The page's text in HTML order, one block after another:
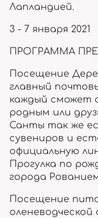
Лапландией.
3 - 7 января 2021
ПРОГРАММА
Посещение
главный
каждый сможет
родным или
Санты так же
сувениров и
официальную
Прогулка по
города
Посещение